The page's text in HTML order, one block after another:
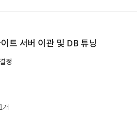
트 서버 이관 및 DB 튜닝
정
개